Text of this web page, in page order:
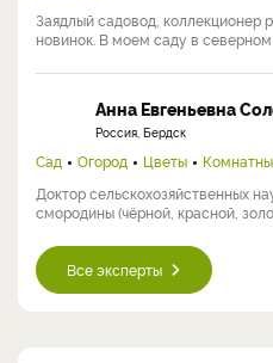
Заядлый садовод, коллекционер
новинок. В моем саду в северном
Анна Евгеньевна
Россия, Бердск
Сад Огород Цветы
Доктор сельскохозяйственных
смородины (чёрной, красной,
Все эксперты